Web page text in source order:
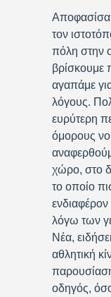
τον
πόλη στην
βρίσκουμε
αγαπάμε
λόγους.
ευρύτερη
όμορους
χώρο, στο
το οποίο
λόγω των
Νέα,
αθλητική
οδηγός,